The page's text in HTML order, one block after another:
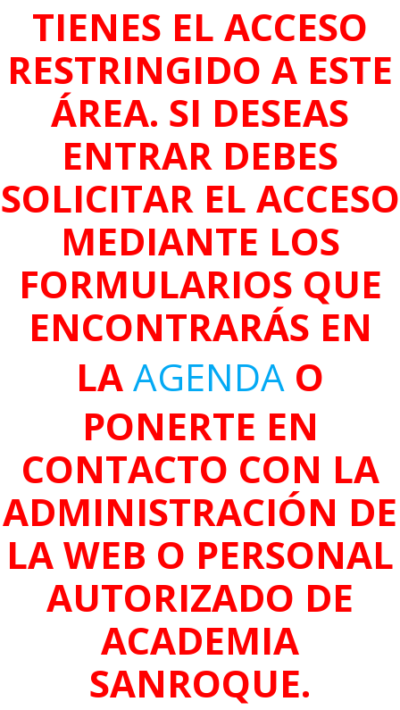
TIENES EL ACCESO
RESTRINGIDO A ESTE
ÁREA. SI DESEAS
ENTRAR DEBES
SOLICITAR EL ACCESO
MEDIANTE LOS
FORMULARIOS QUE
ENCONTRARÁS EN
LAAGENDA O
PONERTE EN
CONTACTO CON LA
ADMINISTRACIÓN DE
LA WEB O PERSONAL
AUTORIZADO DE
ACADEMIA
SANROQUE.